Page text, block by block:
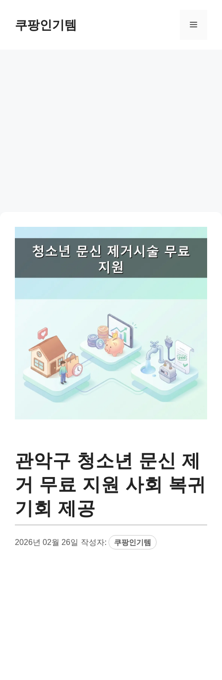
쿠팡인기템 메
관악구 청소년 문신 제
거 무료 지원 사회 복귀
기회 제공
2026년 02월 26일 작성자: 쿠팡인기템